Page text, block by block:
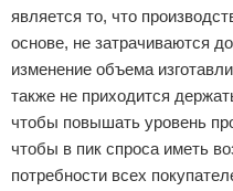
является то, что
основе, не затрачиваются
изменение объема
также не приходится
чтобы повышать уровень
чтобы в пик спроса иметь
потребности всех